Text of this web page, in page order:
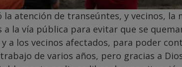
la atención de transeúntes, y vecinos,
a la vía pública para evitar que se
a los vecinos afectados, para poder
de varios años, pero gracias a